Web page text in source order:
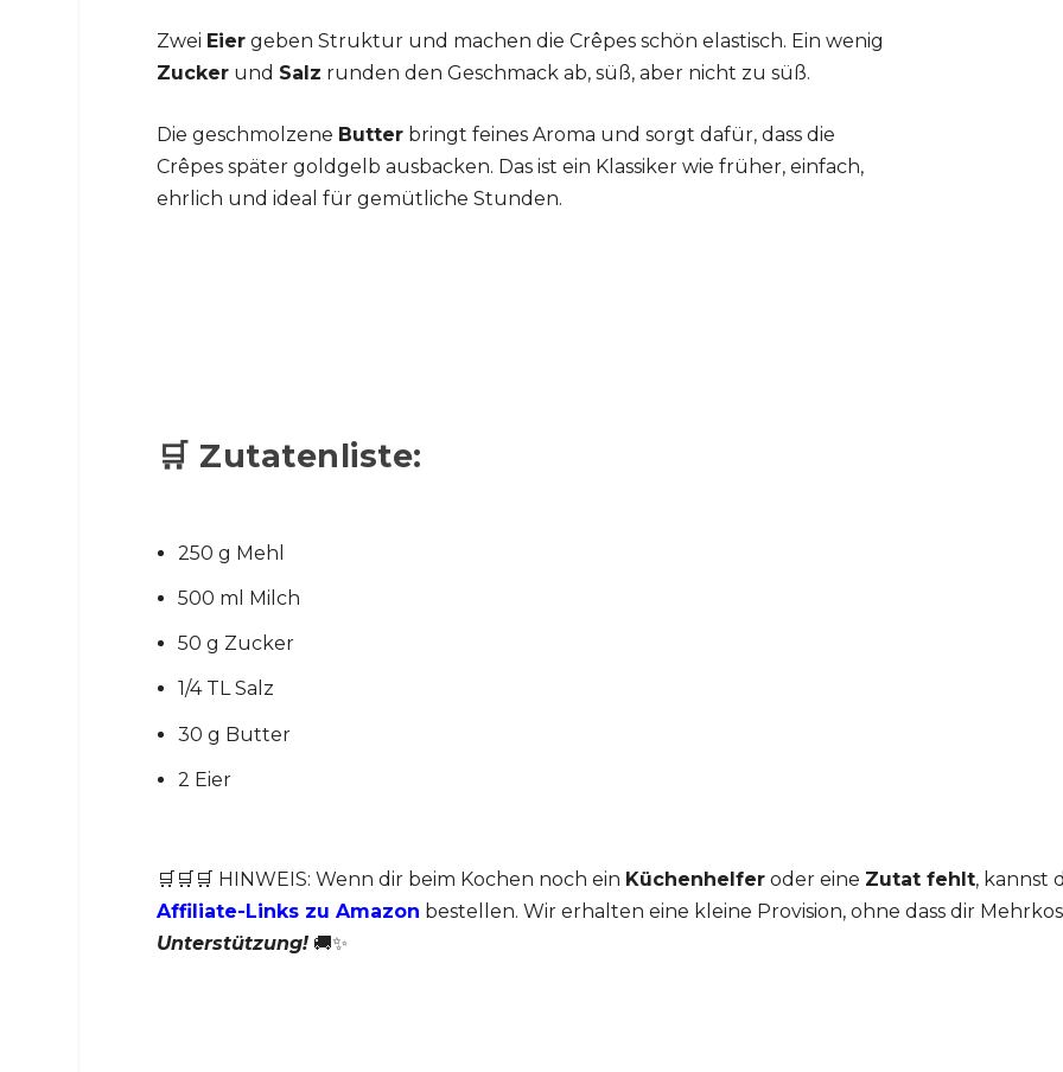
Zwei Eier geben Struktur und machen die Crêpes schön elastisch. Ein wenig
Zucker und Salz runden den Geschmack ab, süß, aber nicht zu süß.
Die geschmolzene Butter bringt feines Aroma und sorgt dafür, dass die
Crêpes später goldgelb ausbacken. Das ist ein Klassiker wie früher, einfach,
ehrlich und ideal für gemütliche Stunden.
🛒 Zutatenliste:
250 g Mehl
500 ml Milch
50 g Zucker
1/4 TL Salz
30 g Butter
2 Eier
🛒🛒🛒 HINWEIS: Wenn dir beim Kochen noch ein Küchenhelfer oder eine Zutat fehlt, kannst
Affiliate-Links zu Amazon bestellen. Wir erhalten eine kleine Provision, ohne dass dir
Unterstützung! 🚚✨